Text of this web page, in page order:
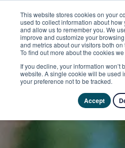
This website stores cookies on your
used to collect information about
and allow us to remember you. We
improve and customize your
and metrics about our visitors both
To find out more about the cookies
If you decline, your information won’t
website. A single cookie will be used
your preference not to be tracked.
Accept